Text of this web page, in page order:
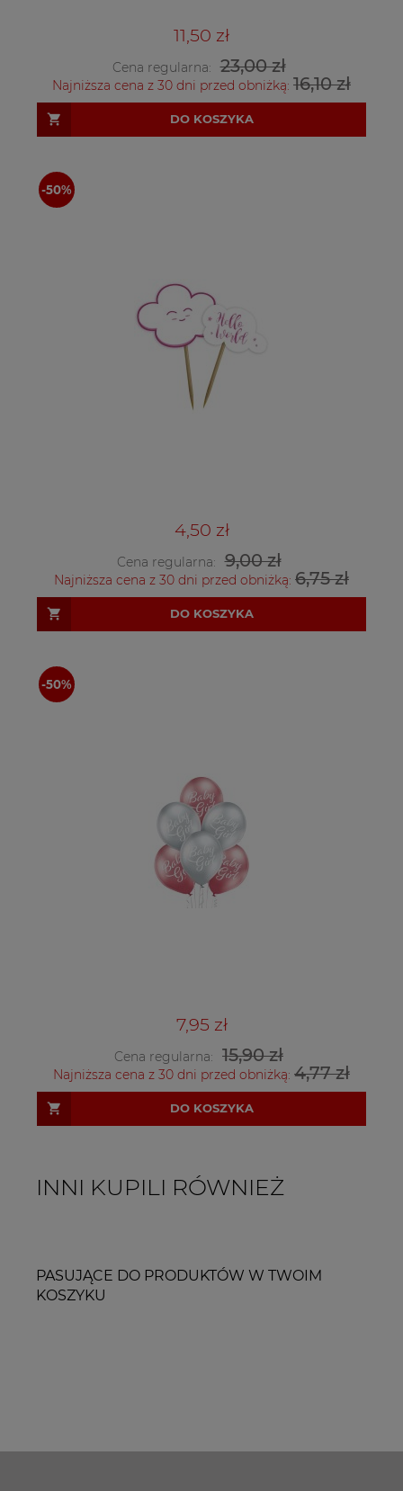
11,50 zł
Cena regularna: 23,00 zł
Najniższa cena z 30 dni przed obniżką: 16,10 zł
DO KOSZYKA
4,50 zł
Cena regularna: 9,00 zł
Najniższa cena z 30 dni przed obniżką: 6,75 zł
DO KOSZYKA
7,95 zł
Cena regularna: 15,90 zł
Najniższa cena z 30 dni przed obniżką: 4,77 zł
DO KOSZYKA
INNI KUPILI RÓWNIEŻ
PASUJĄCE DO PRODUKTÓW W TWOIM
KOSZYKU